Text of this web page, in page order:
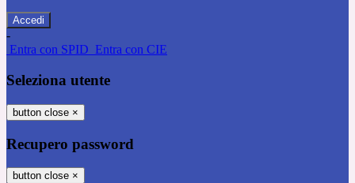
-
Entra con SPID Entra con CIE
Seleziona utente
button close ×
Recupero password
button close ×